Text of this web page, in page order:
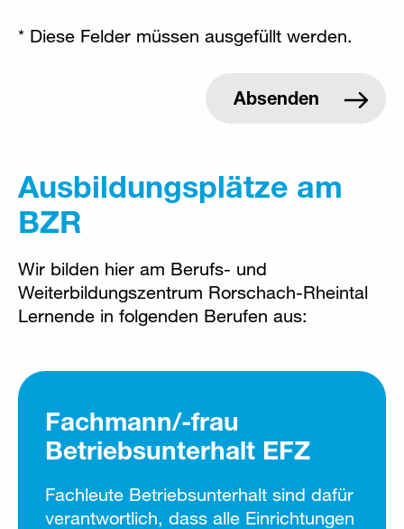
* Diese Felder müssen ausgefüllt werden.
Ausbildungsplätze am
BZR
Wir bilden hier am Berufs- und
Weiterbildungszentrum Rorschach-Rheintal
Lernende in folgenden Berufen aus:
Fachmann/-frau
Betriebsunterhalt EFZ
Fachleute Betriebsunterhalt sind dafür
verantwortlich, dass alle Einrichtungen